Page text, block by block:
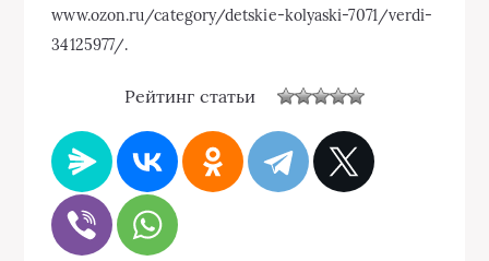
www.ozon.ru/category/detskie-kolyaski-7071/verdi-
34125977/.
Рейтинг статьи